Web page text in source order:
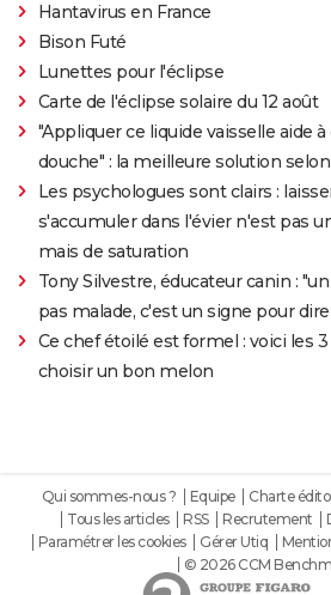
Hantavirus en France
Bison Futé
Lunettes pour l'éclipse
Carte de l'éclipse solaire du 12 août
"Appliquer ce liquide vaisselle aide
douche" : la meilleure solution
Les psychologues sont clairs :
s'accumuler dans l'évier n'est pas
mais de saturation
Tony Silvestre, éducateur canin :
pas malade, c'est un signe pour
Ce chef étoilé est formel : voici les
choisir un bon melon
Qui sommes-nous ? Equipe Charte
Tous les articles
RSS Recrutement
Paramétrer les cookies
Gérer Utiq
© 2026 CCM